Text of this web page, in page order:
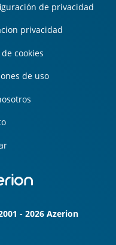
de privacidad
privacidad
cookies
de uso
- 2026 Azerion